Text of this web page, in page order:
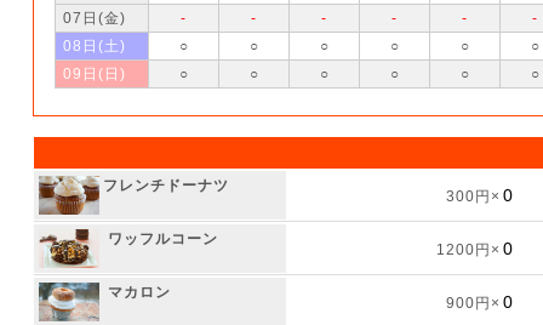
07日(金)
- - - - -
-
08日(土)
○ ○ ○ ○ ○
○
09日(日)
○ ○ ○ ○ ○ ○
フレンチドーナツ
300円×
ワッフルコーン
1200円×
マカロン
900円×